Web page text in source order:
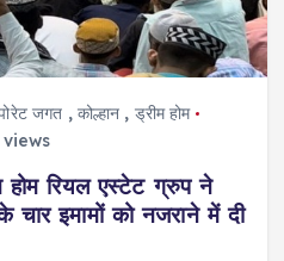
जगत , कोल्हान , ड्रीम होम
रियल एस्टेट ग्रुप ने
चार इमामों को नजराने में दी